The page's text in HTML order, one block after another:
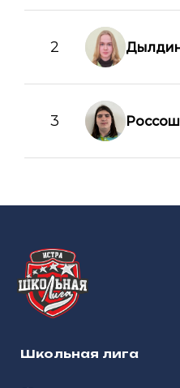
2
3
Школьная лига